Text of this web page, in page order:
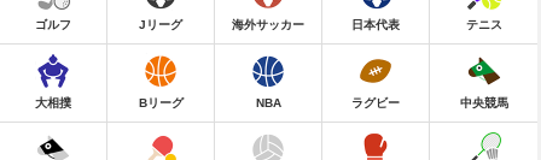
ゴルフ Jリーグ 海外サッカー 日本代表 テニス
大相撲 Bリーグ NBA ラグビー 中央競馬